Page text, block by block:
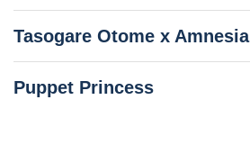
Tasogare Otome x Amnesia
Puppet Princess